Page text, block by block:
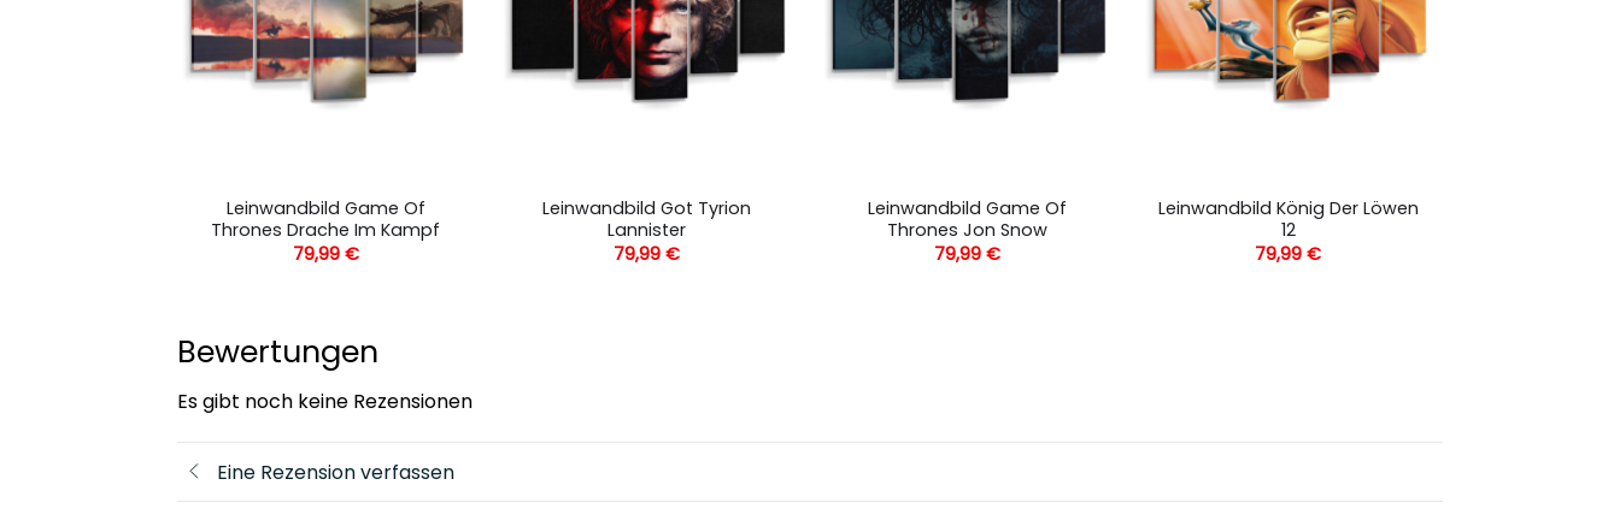
Leinwandbild Game Of
Thrones Drache Im Kampf
79,99 €
Leinwandbild Got Tyrion
Lannister
79,99 €
Leinwandbild Game Of
Thrones Jon Snow
79,99€
Leinwandbild König Der Löwen
12
79,99€
Bewertungen
Es gibt noch keine Rezensionen
Eine Rezension verfassen